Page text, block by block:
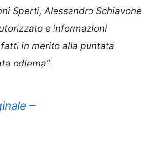
Sperti, Alessandro Schiavone
e informazioni
in merito alla puntata
odierna”.
–